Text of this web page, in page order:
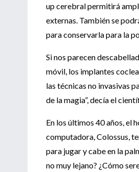
up cerebral permitirá
externas. También se
para conservarla para la
Si nos parecen
móvil, los implantes
las técnicas no invasivas
de la magia”, decía el
En los últimos 40 años, el
computadora, Colossus,
para jugar y cabe en la
no muy lejano? ¿Cómo